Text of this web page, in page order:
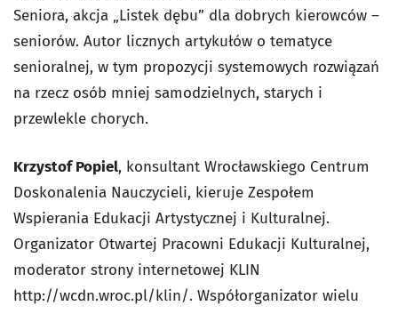
Seniora, akcja „Listek dębu” dla dobrych kierowców –
seniorów. Autor licznych artykułów o tematyce
senioralnej, w tym propozycji systemowych rozwiązań
na rzecz osób mniej samodzielnych, starych i
przewlekle chorych.
Krzystof Popiel, konsultant Wrocławskiego Centrum
Doskonalenia Nauczycieli, kieruje Zespołem
Wspierania Edukacji Artystycznej i Kulturalnej.
Organizator Otwartej Pracowni Edukacji Kulturalnej,
moderator strony internetowej KLIN
http://wcdn.wroc.pl/klin/. Współorganizator wielu